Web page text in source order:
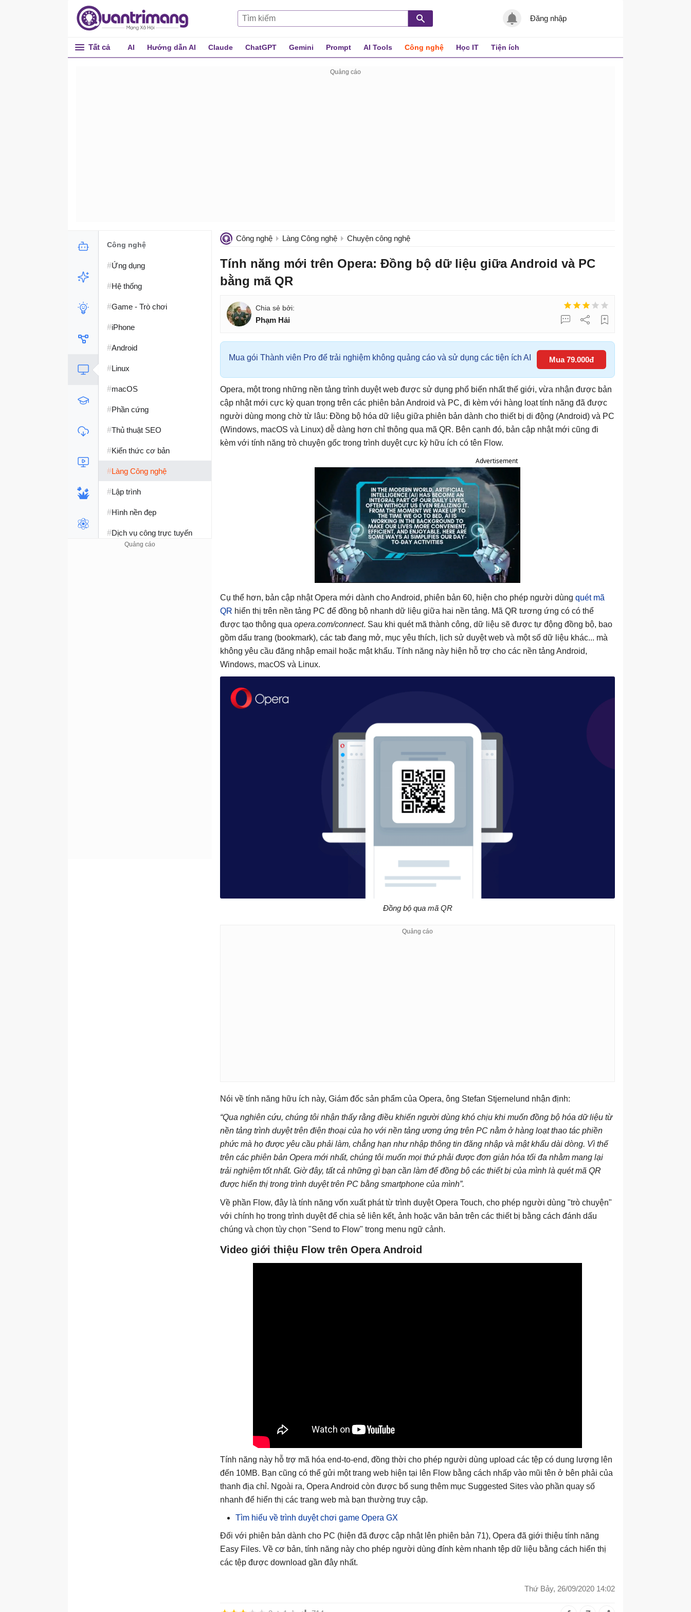
Đăng nhập
Tất cả AI Hướng dẫn AI Claude ChatGPT Gemini Prompt AI Tools Công nghệ Học IT Tiện ích
Công nghệ Làng Công nghệ Chuyện công nghệ
Tính năng mới trên Opera: Đồng bộ dữ liệu giữa Android và PC
bằng mã QR
Phạm Hải
Mua gói Thành viên Pro để trải nghiệm không quảng cáo và sử dụng các tiện ích AI Mua 79.000đ
Opera, một trong những nền tảng trình duyệt web được sử dụng phổ biến nhất thế giới, vừa nhận được bản
cập nhật mới cực kỳ quan trọng trên các phiên bản Android và PC, đi kèm với hàng loạt tính năng đã được
người dùng mong chờ từ lâu: Đồng bộ hóa dữ liệu giữa phiên bản dành cho thiết bị di động (Android) và PC
(Windows, macOS và Linux) dễ dàng hơn chỉ thông qua mã QR. Bên cạnh đó, bản cập nhật mới cũng đi
kèm với tính năng trò chuyện gốc trong trình duyệt cực kỳ hữu ích có tên Flow.
Advertisement
Cụ thể hơn, bản cập nhật Opera mới dành cho Android, phiên bản 60, hiện cho phép người dùng quét mã
QR hiển thị trên nền tảng PC để đồng bộ nhanh dữ liệu giữa hai nền tảng. Mã QR tương ứng có có thể
được tạo thông qua opera.com/connect. Sau khi quét mã thành công, dữ liệu sẽ được tự động đồng bộ, bao
gồm dấu trang (bookmark), các tab đang mở, mục yêu thích, lịch sử duyệt web và một số dữ liệu khác... mà
không yêu cầu đăng nhập email hoặc mật khẩu. Tính năng này hiện hỗ trợ cho các nền tảng Android,
Windows, macOS và Linux.
Đồng bộ qua mã QR
Nói về tính năng hữu ích này, Giám đốc sản phẩm của Opera, ông Stefan Stjernelund nhận định:
“Qua nghiên cứu, chúng tôi nhận thấy rằng điều khiến người dùng khó chịu khi muốn đồng bộ hóa dữ liệu từ
nền tảng trình duyệt trên điện thoại của họ với nền tảng ương ứng trên PC nằm ở hàng loạt thao tác phiền
phức mà họ được yêu cầu phải làm, chẳng hạn như nhập thông tin đăng nhập và mật khẩu dài dòng. Vì thế
trên các phiên bản Opera mới nhất, chúng tôi muốn mọi thứ phải được đơn giản hóa tối đa nhằm mang lại
trải nghiệm tốt nhất. Giờ đây, tất cả những gì bạn cần làm để đồng bộ các thiết bị của mình là quét mã QR
được hiển thị trong trình duyệt trên PC bằng smartphone của mình”.
Về phần Flow, đây là tính năng vốn xuất phát từ trình duyệt Opera Touch, cho phép người dùng "trò chuyện"
với chính họ trong trình duyệt để chia sẻ liên kết, ảnh hoặc văn bản trên các thiết bị bằng cách đánh dấu
chúng và chọn tùy chọn "Send to Flow" trong menu ngữ cảnh.
Video giới thiệu Flow trên Opera Android
Tính năng này hỗ trợ mã hóa end-to-end, đồng thời cho phép người dùng upload các tệp có dung lượng lên
đến 10MB. Bạn cũng có thể gửi một trang web hiện tại lên Flow bằng cách nhấp vào mũi tên ở bên phải của
thanh địa chỉ. Ngoài ra, Opera Android còn được bổ sung thêm mục Suggested Sites vào phần quay số
nhanh để hiển thị các trang web mà bạn thường truy cập.
Tìm hiểu về trình duyệt chơi game Opera GX
Đối với phiên bản dành cho PC (hiện đã được cập nhật lên phiên bản 71), Opera đã giới thiệu tính năng
Easy Files. Về cơ bản, tính năng này cho phép người dùng đính kèm nhanh tệp dữ liệu bằng cách hiển thị
các tệp được download gần đây nhất.
Thứ Bảy, 26/09/2020 14:02
Công nghệ
#Ứng dụng
#Hệ thống
#Game - Trò chơi
#iPhone
#Android
#Linux
#macOS
#Phần cứng
#Thủ thuật SEO
#Kiến thức cơ bản
#Làng Công nghệ
#Lập trình
#Hình nền đẹp
#Dịch vụ công trực tuyến